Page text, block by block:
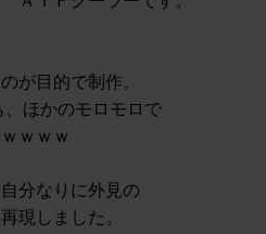
が目的で制作。
、ほかのモロモロで
ｗｗｗ
分なりに外見の
現しました。